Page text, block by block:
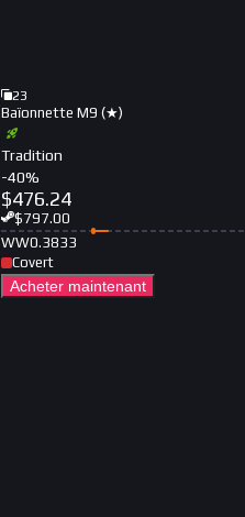
23
Baïonnette M9 (★)
Tradition
-40%
$476.24
$797.00
WW0.3833
Covert
Acheter maintenant